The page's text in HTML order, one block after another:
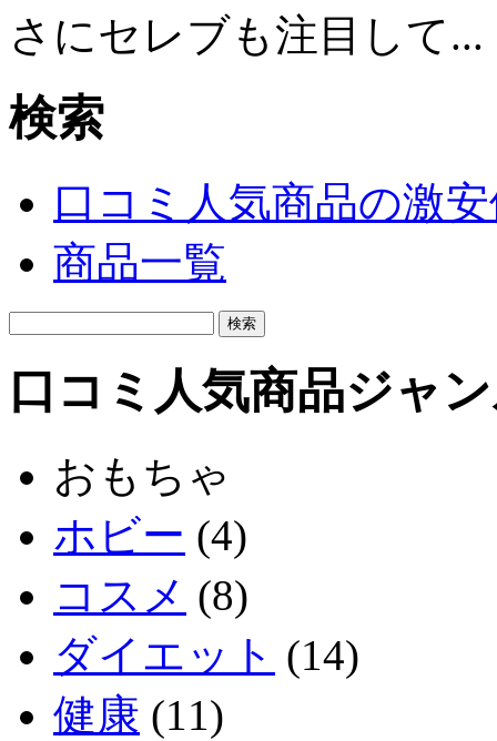
さにセレブも注目して...
検索
口コミ人気商品の激
商品一覧
口コミ人気商品ジャ
おもちゃ
ホビー (4)
コスメ (8)
ダイエット (14)
健康 (11)